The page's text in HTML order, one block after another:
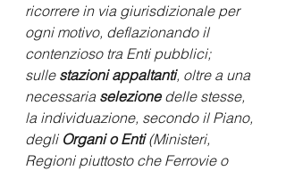
ricorrere in via giurisdizionale per
ogni motivo, deflazionando il
contenzioso tra Enti pubblici;
sulle stazioni appaltanti, oltre a una
necessaria selezione delle stesse,
la individuazione, secondo il Piano,
degli Organi o Enti (Ministeri,
Regioni piuttosto che Ferrovie o